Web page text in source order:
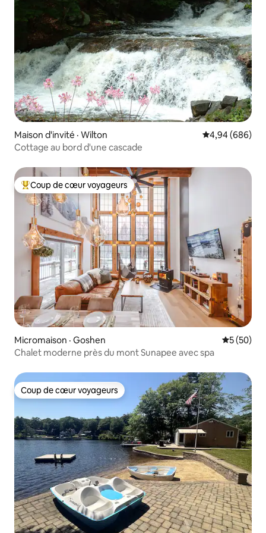
Maison d'invité · Wilton Note
4,94 (686)
Cottage au bord d'une cascade
Coup de cœur voyageurs parmi les plus aimés
Coup de cœur voyageurs
Micromaison · Goshen Note
5 (50)
Chalet moderne près du mont Sunapee avec spa
Coup de cœur voyageurs
Coup de cœur voyageurs